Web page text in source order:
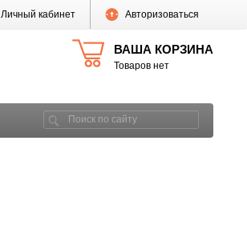
Личный кабинет Авторизоваться
ВАША КОРЗИНА
Товаров нет